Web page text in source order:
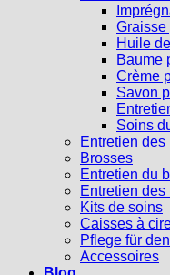
Graisse
Huile
Baume
Crème
Savon
Soins
Entretien des
Brosses
Entretien du
Entretien
Kits de soins
Caisses à
Pflege für
Accessoires